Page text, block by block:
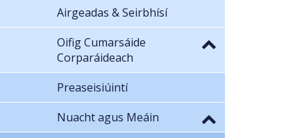
Airgeadas & Seirbhísí
Oifig Cumarsáide
Corparáideach
Preaseisiúintí
Nuacht agus Meáin